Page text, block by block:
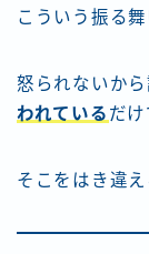
こういう振る舞
怒られないか
われている だけ
そこをはき違え